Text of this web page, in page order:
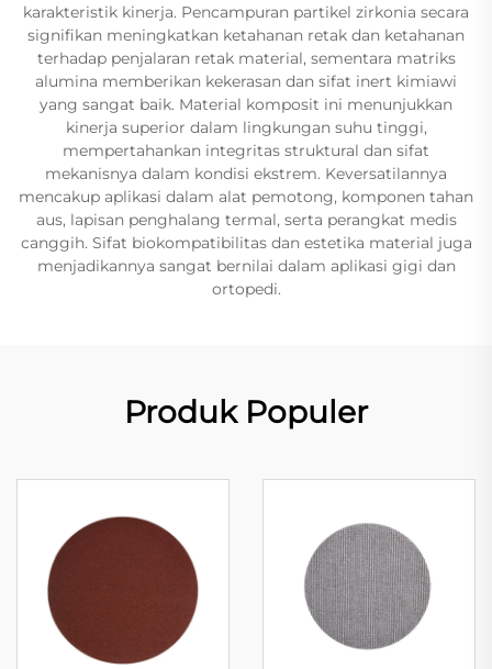
karakteristik kinerja. Pencampuran partikel zirkonia secara
signifikan meningkatkan ketahanan retak dan ketahanan
terhadap penjalaran retak material, sementara matriks
alumina memberikan kekerasan dan sifat inert kimiawi
yang sangat baik. Material komposit ini menunjukkan
kinerja superior dalam lingkungan suhu tinggi,
mempertahankan integritas struktural dan sifat
mekanisnya dalam kondisi ekstrem. Keversatilannya
mencakup aplikasi dalam alat pemotong, komponen tahan
aus, lapisan penghalang termal, serta perangkat medis
canggih. Sifat biokompatibilitas dan estetika material juga
menjadikannya sangat bernilai dalam aplikasi gigi dan
ortopedi.
Produk Populer